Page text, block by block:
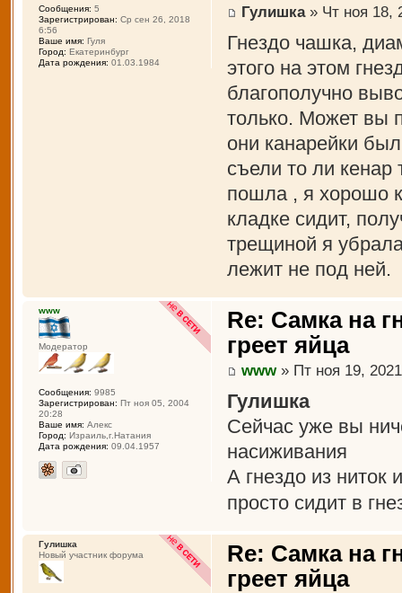
Гулишка» Чт ноя 18,
Гнездо чашка,
этого на этом
благополучно
только. Может вы
они канарейки
съели то ли кенар
пошла , я хорошо
кладке сидит,
трещиной я
лежит не под ней.
Сообщения: 5
Зарегистрирован: Ср сен 26, 2018
6:56
Ваше имя: Гуля
Город: Екатеринбург
Дата рождения: 01.03.1984
Re: Самка на
греет яйца
www» Пт ноя 19,
Гулишка
Сейчас уже вы
насиживания
А гнездо из ниток
просто сидит в
www
Модератор
Сообщения: 9985
Зарегистрирован: Пт ноя 05, 2004
20:28
Ваше имя: Алекс
Город: Израиль,г.Натания
Дата рождения: 09.04.1957
Re: Самка на
греет яйца
Гулишка
Новый участник форума